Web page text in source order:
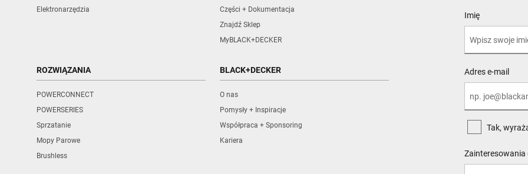
Elektronarzędzia
Części + Dokumentacja
Znajdź Sklep
MyBLACK+DECKER
ROZWIĄZANIA
POWERCONNECT
POWERSERIES
Sprzatanie
Mopy Parowe
Brushless
BLACK+DECKER
O nas
Pomysły + Inspiracje
Współpraca + Sponsoring
Kariera
User Details
Imię
Adres e-mail
Tak,
Zainteresowania